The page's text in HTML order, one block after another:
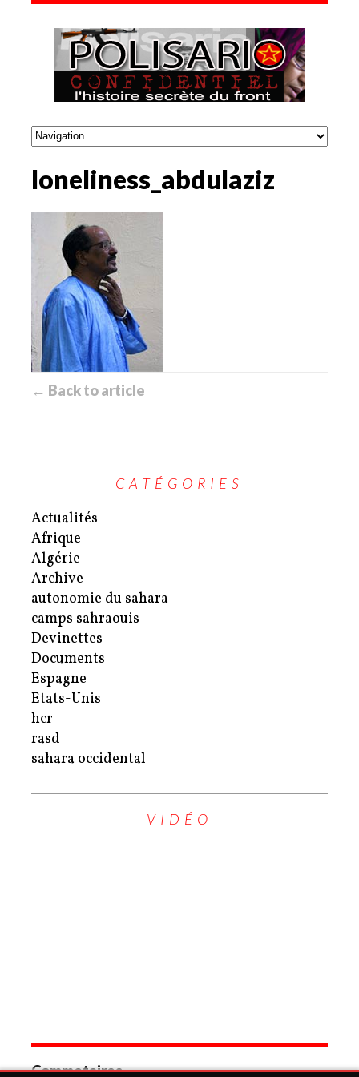
loneliness_abdulaziz
← Back to article
CATÉGORIES
Actualités
Afrique
Algérie
Archive
autonomie du sahara
camps sahraouis
Devinettes
Documents
Espagne
Etats-Unis
hcr
rasd
sahara occidental
VIDÉO
Commetaires